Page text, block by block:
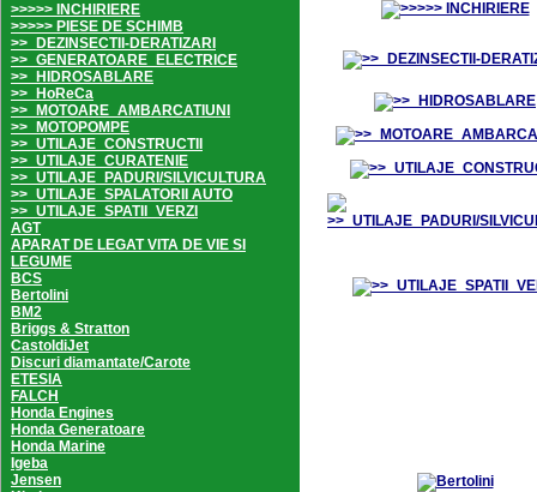
>>>>> INCHIRIERE
>>>>> PIESE DE SCHIMB
>>_DEZINSECTII-DERATIZARI
>>_GENERATOARE_ELECTRICE
>>_HIDROSABLARE
>>_HoReCa
>>_MOTOARE_AMBARCATIUNI
>>_MOTOPOMPE
>>_UTILAJE_CONSTRUCTII
>>_UTILAJE_CURATENIE
>>_UTILAJE_PADURI/SILVICULTURA
>>_UTILAJE_SPALATORII AUTO
>>_UTILAJE_SPATII_VERZI
AGT
APARAT DE LEGAT VITA DE VIE SI
LEGUME
BCS
Bertolini
BM2
Briggs & Stratton
CastoldiJet
Discuri diamantate/Carote
ETESIA
FALCH
Honda Engines
Honda Generatoare
Honda Marine
Igeba
Jensen